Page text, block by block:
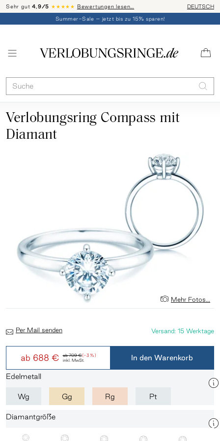
Sehr gut4,9/5 ★★★★★ Bewertungen lesen… Telefon-
DEUTSCH
Summer-Sale – jetzt bis zu 15% sparen!
Verlobungsring Compass mit
Diamant
Mehr Fotos...
ab709 €(-3 %)
ab 688 € inkl. MwSt.
Versand: 15 Werktage
Per Mail senden
In den Warenkorb
Edelmetall
Wg Gg Rg Pt
Diamantgröße